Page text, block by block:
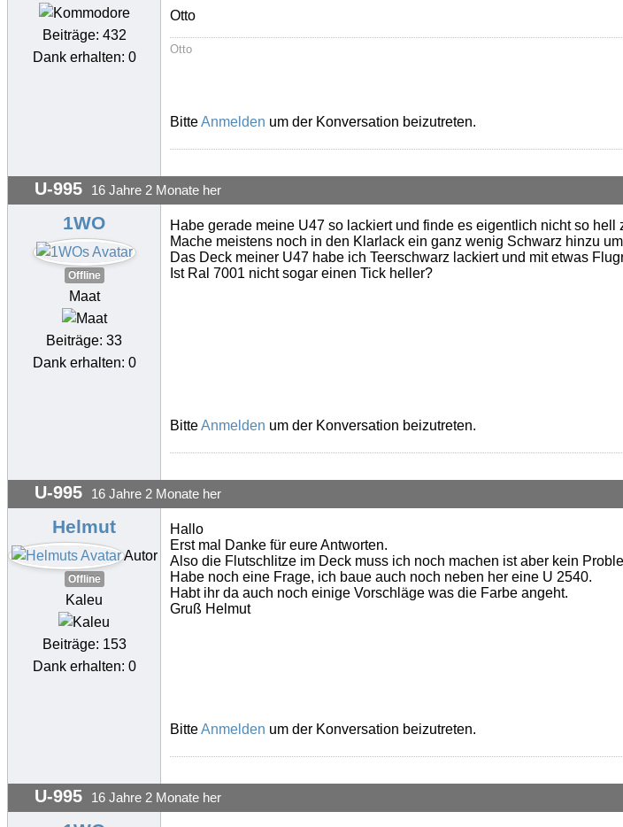
Beiträge: 432
Dank erhalten: 0
Otto
Otto
BitteAnmelden um der Konversation beizutreten.
U-995 16 Jahre 2 Monate her
1WO
Offline
Maat
Beiträge: 33
Dank erhalten: 0
Habe gerade meine U47 so lackiert und finde es eigentlich nicht so
Mache meistens noch in den Klarlack ein ganz wenig Schwarz hinzu
Das Deck meiner U47 habe ich Teerschwarz lackiert und mit etwas
Ist Ral 7001 nicht sogar einen Tick heller?
BitteAnmelden um der Konversation beizutreten.
U-995 16 Jahre 2 Monate her
Helmut
Autor
Offline
Kaleu
Beiträge: 153
Dank erhalten: 0
Hallo
Erst mal Danke für eure Antworten.
Also die Flutschlitze im Deck muss ich noch machen ist aber kein
Habe noch eine Frage, ich baue auch noch neben her eine U 2540.
Habt ihr da auch noch einige Vorschläge was die Farbe angeht.
Gruß Helmut
BitteAnmelden um der Konversation beizutreten.
U-995 16 Jahre 2 Monate her